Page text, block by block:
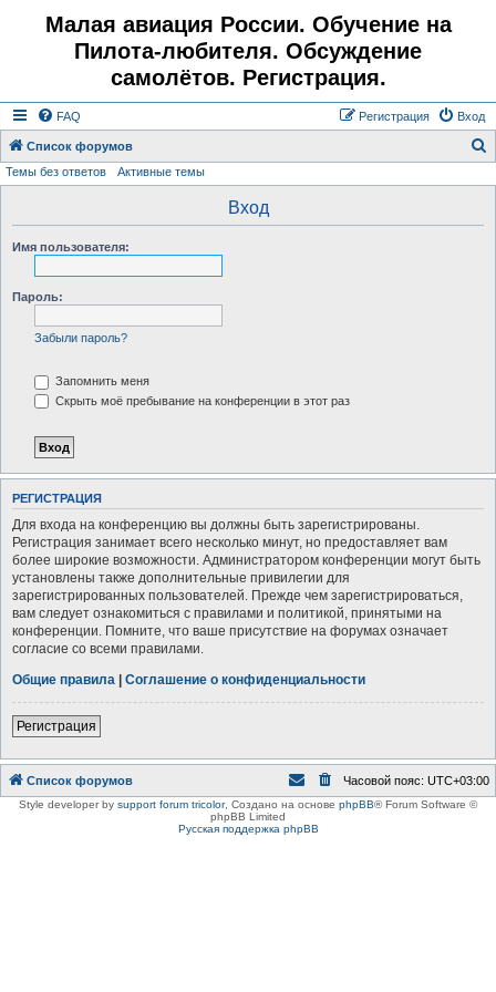
Малая авиация России. Обучение на
Пилота-любителя. Обсуждение
самолётов. Регистрация.
FAQ Вход
Регистрация
Список форумов
Темы без ответов Активные темы
Вход
Имя пользователя:
Пароль:
Забыли пароль?
Запомнить меня
Скрыть моё пребывание на конференции в этот раз
РЕГИСТРАЦИЯ
Для входа на конференцию вы должны быть зарегистрированы.
Регистрация занимает всего несколько минут, но предоставляет вам
более широкие возможности. Администратором конференции могут быть
установлены также дополнительные привилегии для
зарегистрированных пользователей. Прежде чем зарегистрироваться,
вам следует ознакомиться с правилами и политикой, принятыми на
конференции. Помните, что ваше присутствие на форумах означает
согласие со всеми правилами.
Общие правила | Соглашение о конфиденциальности
Регистрация
Список форумов Часовой пояс: UTC+03:00
Style developer by support forum tricolor, Создано на основе phpBB® Forum Software ©
phpBB Limited
Русская поддержка phpBB